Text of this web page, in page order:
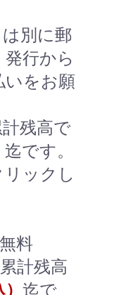
別に郵
行から
いをお願
残高で
迄です。
ックし
料
計残高
迄で